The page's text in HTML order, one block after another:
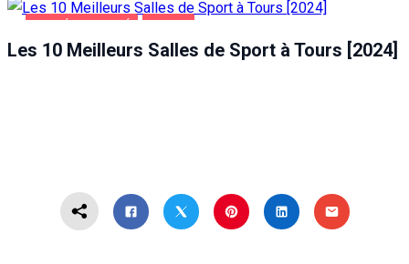
Les 10 Meilleurs Salles de Sport à Tours [2024]